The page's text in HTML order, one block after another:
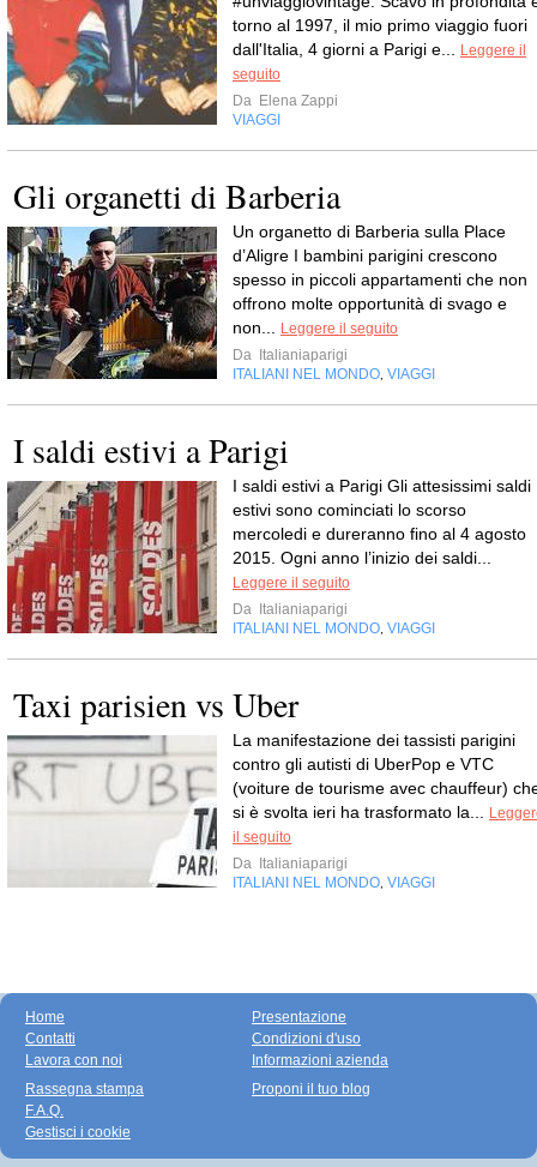
torno al 1997, il mio primo viaggio fuori
dall'Italia, 4 giorni a Parigi e...
Leggere il
seguito
Da Elena Zappi
VIAGGI
Gli organetti di Barberia
Un organetto di Barberia sulla Place
d’Aligre I bambini parigini crescono
spesso in piccoli appartamenti che non
offrono molte opportunità di svago e
non...
Leggere il seguito
Da Italianiaparigi
ITALIANI NEL MONDO VIAGGI
I saldi estivi a Parigi
I saldi estivi a Parigi Gli attesissimi saldi
estivi sono cominciati lo scorso
mercoledi e dureranno fino al 4 agosto
2015. Ogni anno l’inizio dei saldi...
Leggere il seguito
Da Italianiaparigi
ITALIANI NEL MONDO VIAGGI
Taxi parisien vs Uber
La manifestazione dei tassisti parigini
contro gli autisti di UberPop e VTC
(voiture de tourisme avec chauffeur)
si è svolta ieri ha trasformato la...
il seguito
Da Italianiaparigi
ITALIANI NEL MONDO VIAGGI
Home
Contatti
Lavora con noi
Presentazione
Condizioni d'uso
Informazioni azienda
Rassegna stampa
F.A.Q.
Gestisci i cookie
Proponi il tuo blog